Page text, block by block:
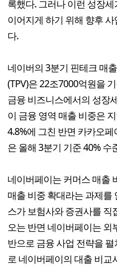
록했다. 그러나 이런 성장
이어지게 하기 위해 향후
다.
네이버의 3분기 핀테크 매
(TPV)은 22조7000억원을
금융 비즈니스에서의 성장
이 금융 영역 매출 비중은
4.8%에 그친 반면 카카오
은 올해 3분기 기준 40% 수
네이버페이는 커머스 매출
매출 비중 확대라는 과제를
스가 보험사와 증권사를 직
오는 반면 네이버페이는 외
반으로 금융 사업 전략을
로 네이버페이의 대출 비